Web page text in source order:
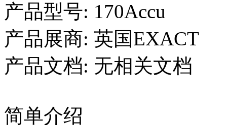
产品型号: 170Accu
产品展商: 英国EXACT
产品文档: 无相关文档
简单介绍